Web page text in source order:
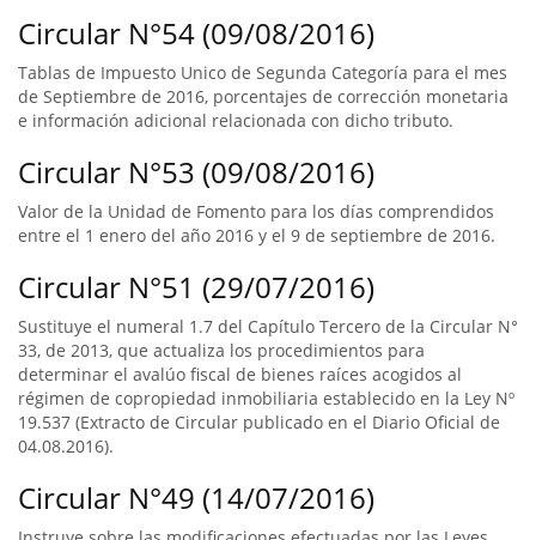
Circular N°54 (09/08/2016)
Tablas de Impuesto Unico de Segunda Categoría para el mes
de Septiembre de 2016, porcentajes de corrección monetaria
e información adicional relacionada con dicho tributo.
Circular N°53 (09/08/2016)
Valor de la Unidad de Fomento para los días comprendidos
entre el 1 enero del año 2016 y el 9 de septiembre de 2016.
Circular N°51 (29/07/2016)
Sustituye el numeral 1.7 del Capítulo Tercero de la Circular N°
33, de 2013, que actualiza los procedimientos para
determinar el avalúo fiscal de bienes raíces acogidos al
régimen de copropiedad inmobiliaria establecido en la Ley Nº
19.537 (Extracto de Circular publicado en el Diario Oficial de
04.08.2016).
Circular N°49 (14/07/2016)